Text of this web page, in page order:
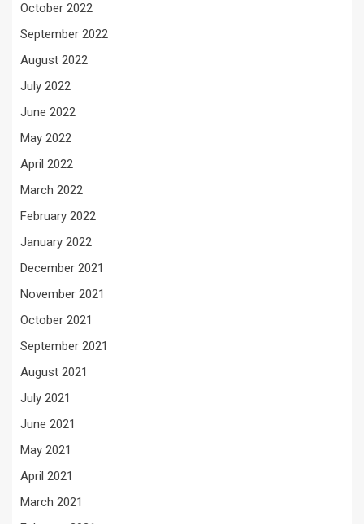
October 2022
September 2022
August 2022
July 2022
June 2022
May 2022
April 2022
March 2022
February 2022
January 2022
December 2021
November 2021
October 2021
September 2021
August 2021
July 2021
June 2021
May 2021
April 2021
March 2021